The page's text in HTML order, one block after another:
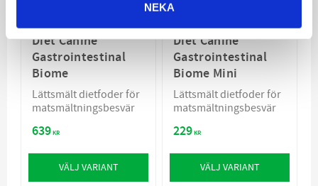
NEKA
Hill´s Prescription
Diet Canine
Gastrointestinal
Biome
Lättsmält dietfoder för
matsmältningsbesvär
639KR
VÄLJ VARIANT
Hill´s Prescription
Diet Canine
Gastrointestinal
Biome Mini
Lättsmält dietfoder för
matsmältningsbesvär
229KR
VÄLJ VARIANT